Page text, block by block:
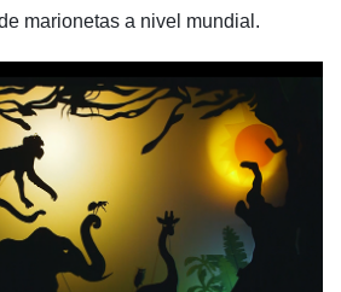
marionetas a nivel mundial.